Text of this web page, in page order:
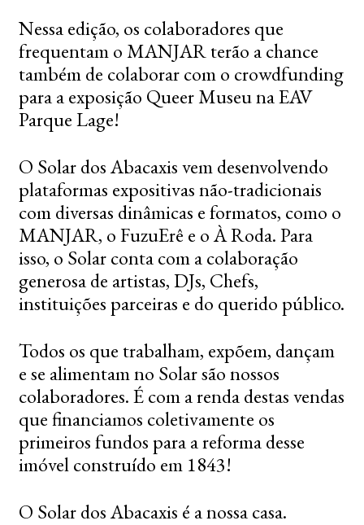
Nessa edição, os colaboradores que
frequentam o MANJAR terão a chance
também de colaborar com o crowdfunding
para a exposição Queer Museu na EAV
Parque Lage!
O Solar dos Abacaxis vem desenvolvendo
plataformas expositivas não-tradicionais
com diversas dinâmicas e formatos, como o
MANJAR, o FuzuErê e o À Roda. Para
isso, o Solar conta com a colaboração
generosa de artistas, DJs, Chefs,
instituições parceiras e do querido público.
Todos os que trabalham, expõem, dançam
e se alimentam no Solar são nossos
colaboradores. É com a renda destas vendas
que financiamos coletivamente os
primeiros fundos para a reforma desse
imóvel construído em 1843!
O Solar dos Abacaxis é a nossa casa.